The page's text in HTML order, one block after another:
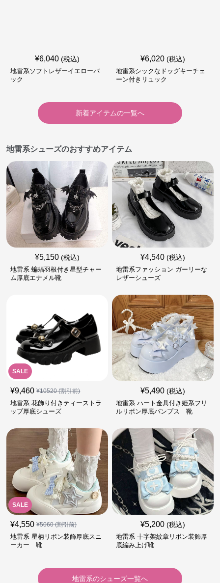
¥6,040 (税込)
地雷系ソフトレザーイエローバ
ック
¥6,020 (税込)
地雷系シックなドッグキーチェ
ーン付きリュック
新着アイテムの一覧へ
地雷系シューズのおすすめアイテム
¥5,150 (税込)
地雷系 蝙蝠羽根付き星型チャー
ム厚底エナメル靴
¥4,540 (税込)
地雷系ファッション ガーリーな
レザーシューズ
SALE
¥9,460 ¥10520(割引前)
地雷系 花飾り付きティーストラ
ップ厚底シューズ
¥5,490 (税込)
地雷系 ハート金具付き姫系フリ
ルリボン厚底パンプス 靴
SALE
¥4,550 ¥5060(割引前)
地雷系 星柄リボン装飾厚底スニ
ーカー 靴
¥5,200 (税込)
地雷系 十字架紋章リボン装飾厚
底編み上げ靴
地雷系のシューズ一覧へ